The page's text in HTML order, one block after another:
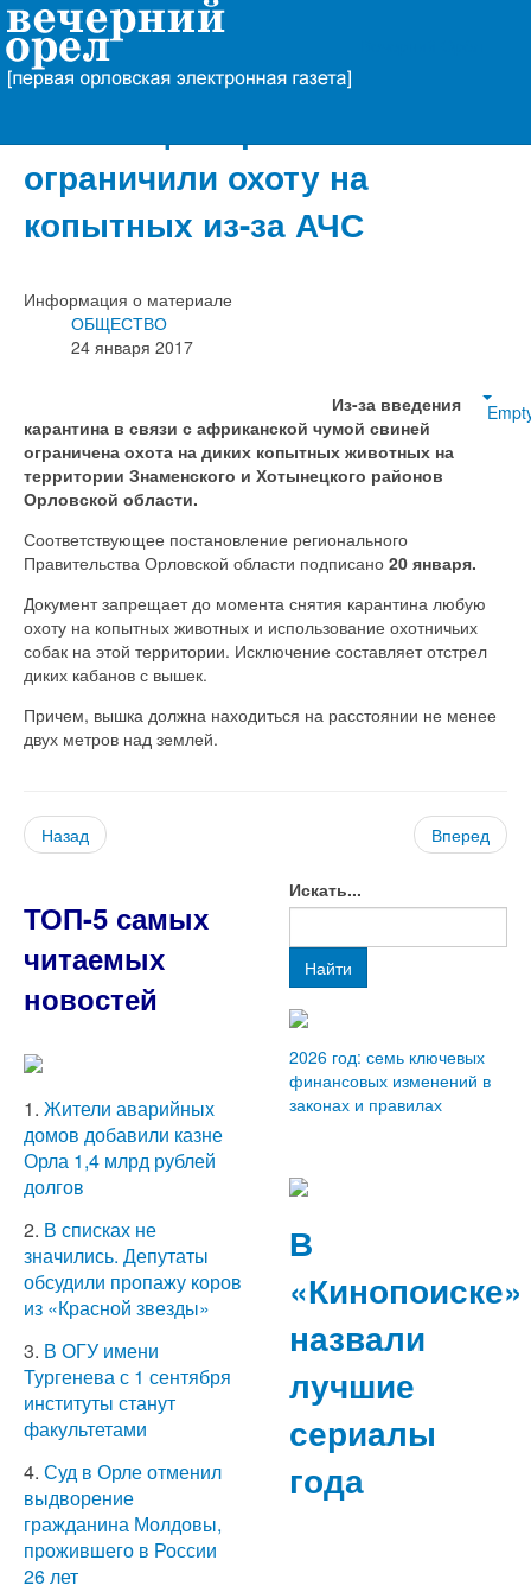
В Знаменском и
ограничили охоту на
копытных из-за АЧС
Информация о материале
ОБЩЕСТВО
24 января 2017
Из-за введения
карантина в связи с африканской чумой свиней
ограничена охота на диких копытных животных на
территории Знаменского и Хотынецкого районов
Орловской области.
Соответствующее постановление регионального
Правительства Орловской области подписано 20 января.
Документ запрещает до момента снятия карантина любую
охоту на копытных животных и использование охотничьих
собак на этой территории. Исключение составляет отстрел
диких кабанов с вышек.
Причем, вышка должна находиться на расстоянии не менее
двух метров над землей.
Назад Вперед
ТОП-5 самых
читаемых
новостей
1. Жители аварийных
домов добавили казне
Орла 1,4 млрд рублей
долгов
2. В списках не
значились. Депутаты
обсудили пропажу коров
из «Красной звезды»
3. В ОГУ имени
Тургенева с 1 сентября
институты станут
факультетами
4. Суд в Орле отменил
выдворение
гражданина Молдовы,
прожившего в России
26 лет
Искать...
Найти
2026 год: семь ключевых
финансовых изменений в
законах и правилах
В
«Кинопоиске»
назвали
лучшие
сериалы
года